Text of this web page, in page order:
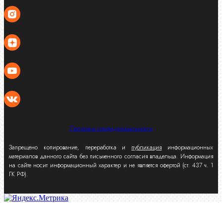
Политика конфиденциальности
Запрещено копирование, переработка и публикация информационных
материалов данного сайта без письменного согласия владельца. Информация
на сайте носит информационный характер и не является офертой (ст. 437 ч. 1
ГК РФ).